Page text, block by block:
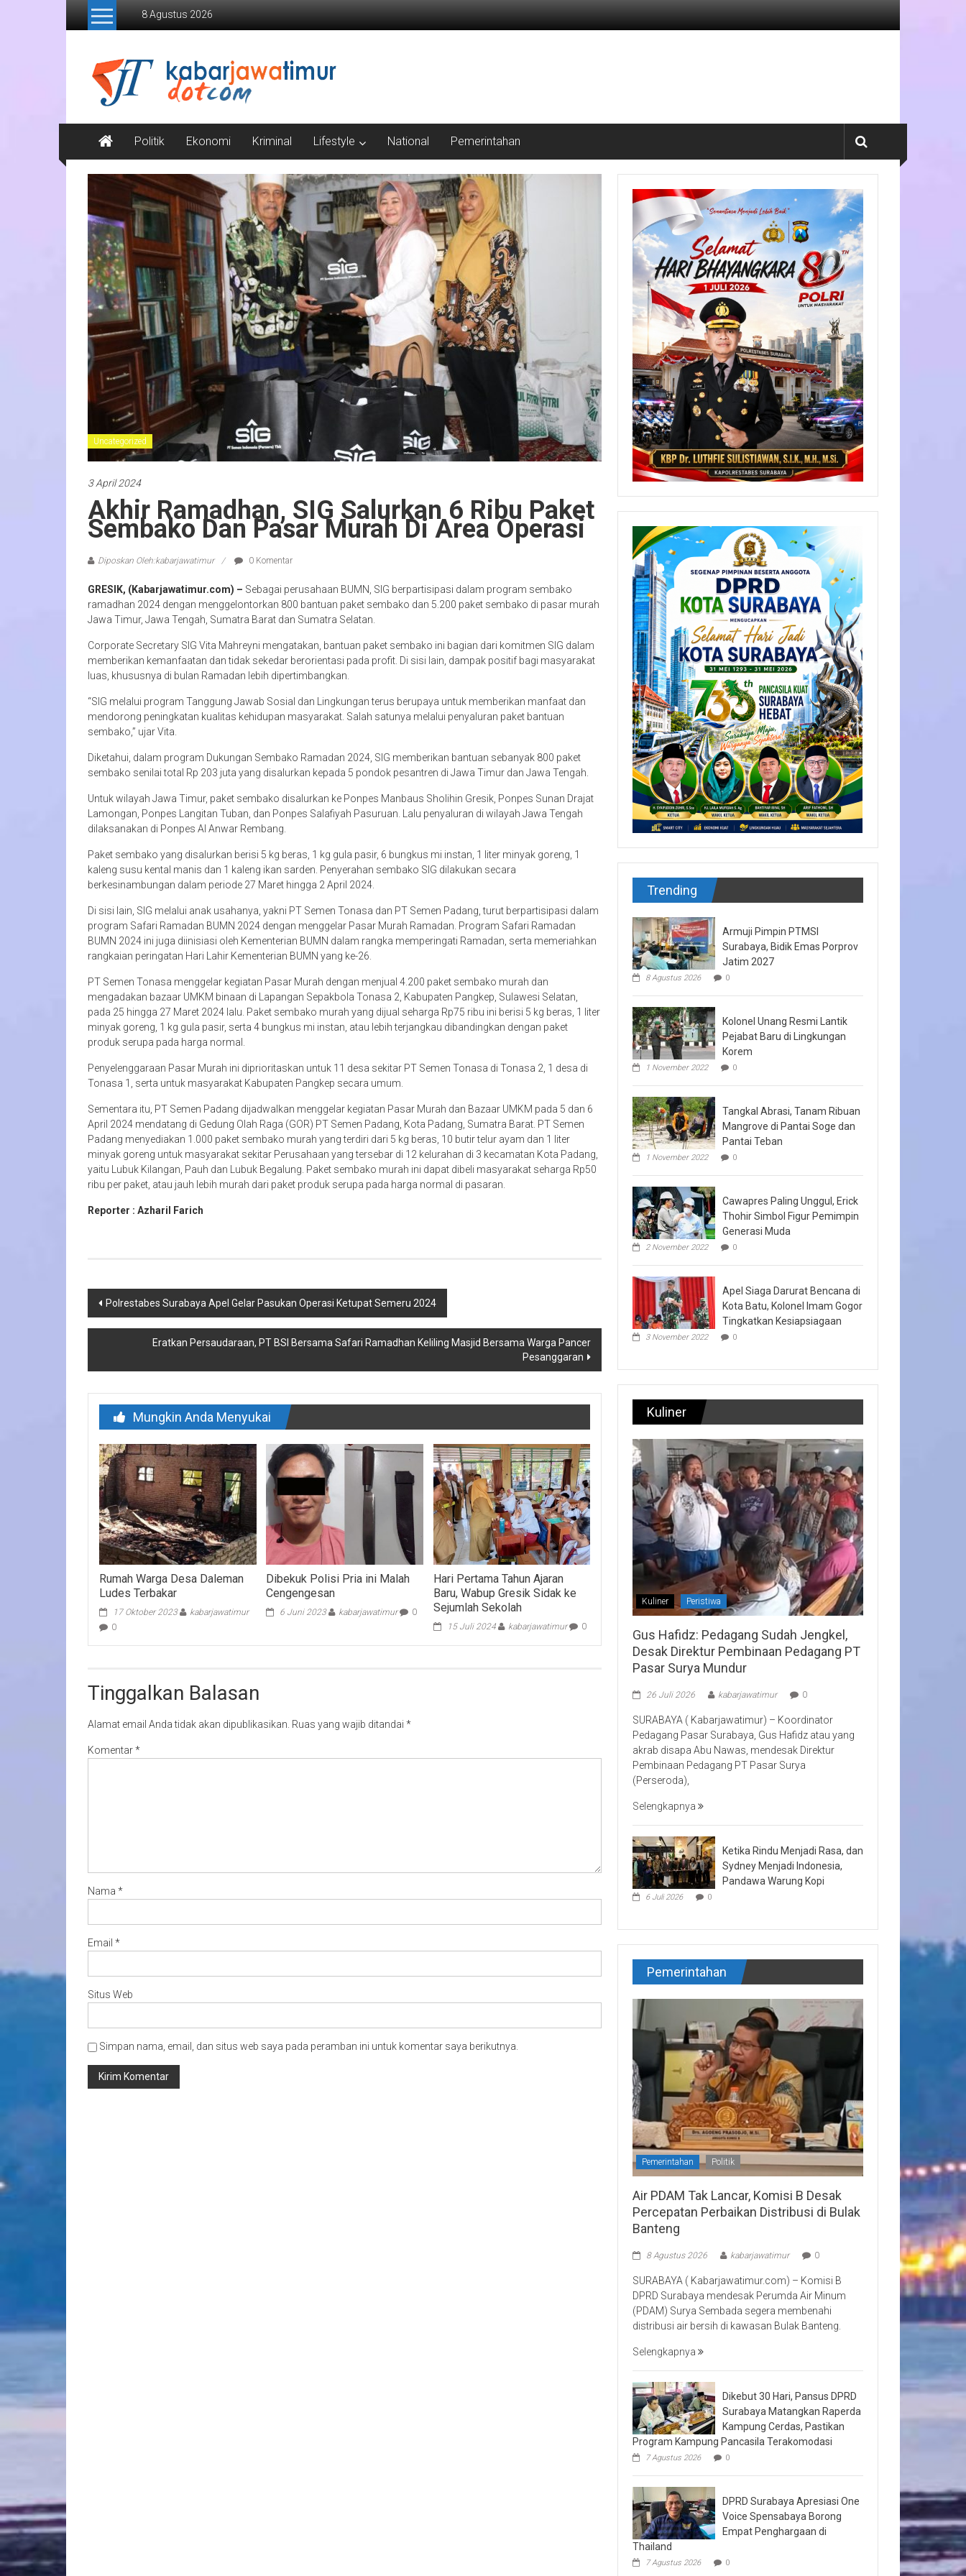
Lompat
8 Agustus 2026
Kabar
Jawa
Timur
Media
Online
Jawa
Politik Ekonomi Kriminal Lifestyle National Pemerintahan
Uncategorized
3 April 2024
Akhir Ramadhan, SIG Salurkan 6 Ribu Paket
Sembako Dan Pasar Murah Di Area Operasi
Diposkan Oleh:kabarjawatimur 0 Komentar
GRESIK, (Kabarjawatimur.com) – Sebagai perusahaan BUMN, SIG berpartisipasi dalam program sembako
ramadhan 2024 dengan menggelontorkan 800 bantuan paket sembako dan 5.200 paket sembako di pasar murah
Jawa Timur, Jawa Tengah, Sumatra Barat dan Sumatra Selatan.
Corporate Secretary SIG Vita Mahreyni mengatakan, bantuan paket sembako ini bagian dari komitmen SIG dalam
memberikan kemanfaatan dan tidak sekedar berorientasi pada profit. Di sisi lain, dampak positif bagi masyarakat
luas, khususnya di bulan Ramadan lebih dipertimbangkan.
“SIG melalui program Tanggung Jawab Sosial dan Lingkungan terus berupaya untuk memberikan manfaat dan
mendorong peningkatan kualitas kehidupan masyarakat. Salah satunya melalui penyaluran paket bantuan
sembako,” ujar Vita.
Diketahui, dalam program Dukungan Sembako Ramadan 2024, SIG memberikan bantuan sebanyak 800 paket
sembako senilai total Rp 203 juta yang disalurkan kepada 5 pondok pesantren di Jawa Timur dan Jawa Tengah.
Untuk wilayah Jawa Timur, paket sembako disalurkan ke Ponpes Manbaus Sholihin Gresik, Ponpes Sunan Drajat
Lamongan, Ponpes Langitan Tuban, dan Ponpes Salafiyah Pasuruan. Lalu penyaluran di wilayah Jawa Tengah
dilaksanakan di Ponpes Al Anwar Rembang.
Paket sembako yang disalurkan berisi 5 kg beras, 1 kg gula pasir, 6 bungkus mi instan, 1 liter minyak goreng, 1
kaleng susu kental manis dan 1 kaleng ikan sarden. Penyerahan sembako SIG dilakukan secara
berkesinambungan dalam periode 27 Maret hingga 2 April 2024.
Di sisi lain, SIG melalui anak usahanya, yakni PT Semen Tonasa dan PT Semen Padang, turut berpartisipasi dalam
program Safari Ramadan BUMN 2024 dengan menggelar Pasar Murah Ramadan. Program Safari Ramadan
BUMN 2024 ini juga diinisiasi oleh Kementerian BUMN dalam rangka memperingati Ramadan, serta memeriahkan
rangkaian peringatan Hari Lahir Kementerian BUMN yang ke-26.
PT Semen Tonasa menggelar kegiatan Pasar Murah dengan menjual 4.200 paket sembako murah dan
mengadakan bazaar UMKM binaan di Lapangan Sepakbola Tonasa 2, Kabupaten Pangkep, Sulawesi Selatan,
pada 25 hingga 27 Maret 2024 lalu. Paket sembako murah yang dijual seharga Rp75 ribu ini berisi 5 kg beras, 1 liter
minyak goreng, 1 kg gula pasir, serta 4 bungkus mi instan, atau lebih terjangkau dibandingkan dengan paket
produk serupa pada harga normal.
Penyelenggaraan Pasar Murah ini diprioritaskan untuk 11 desa sekitar PT Semen Tonasa di Tonasa 2, 1 desa di
Tonasa 1, serta untuk masyarakat Kabupaten Pangkep secara umum.
Sementara itu, PT Semen Padang dijadwalkan menggelar kegiatan Pasar Murah dan Bazaar UMKM pada 5 dan 6
April 2024 mendatang di Gedung Olah Raga (GOR) PT Semen Padang, Kota Padang, Sumatra Barat. PT Semen
Padang menyediakan 1.000 paket sembako murah yang terdiri dari 5 kg beras, 10 butir telur ayam dan 1 liter
minyak goreng untuk masyarakat sekitar Perusahaan yang tersebar di 12 kelurahan di 3 kecamatan Kota Padang,
yaitu Lubuk Kilangan, Pauh dan Lubuk Begalung. Paket sembako murah ini dapat dibeli masyarakat seharga Rp50
ribu per paket, atau jauh lebih murah dari paket produk serupa pada harga normal di pasaran.
Reporter : Azharil Farich
Navigasi
pos
Polrestabes Surabaya Apel Gelar Pasukan Operasi Ketupat Semeru 2024
Eratkan Persaudaraan, PT BSI Bersama Safari Ramadhan Keliling Masjid Bersama Warga Pancer
Pesanggaran
Mungkin Anda Menyukai
Rumah Warga Desa Daleman
Ludes Terbakar
17 Oktober 2023
kabarjawatimur
0
Dibekuk Polisi Pria ini Malah
Cengengesan
6 Juni 2023 kabarjawatimur 0
Hari Pertama Tahun Ajaran
Baru, Wabup Gresik Sidak ke
Sejumlah Sekolah
15 Juli 2024 kabarjawatimur 0
Tinggalkan Balasan
Alamat email Anda tidak akan dipublikasikan. Ruas yang wajib ditandai *
Komentar*
Nama *
Email *
Situs Web
Simpan nama, email, dan situs web saya pada peramban ini untuk komentar saya berikutnya.
Trending
Armuji Pimpin PTMSI
Surabaya, Bidik Emas Porprov
Jatim 2027
8 Agustus 2026 0
Kolonel Unang Resmi Lantik
Pejabat Baru di Lingkungan
Korem
1 November 2022 0
Tangkal Abrasi, Tanam Ribuan
Mangrove di Pantai Soge dan
Pantai Teban
1 November 2022 0
Cawapres Paling Unggul, Erick
Thohir Simbol Figur Pemimpin
Generasi Muda
2 November 2022 0
Apel Siaga Darurat Bencana di
Kota Batu, Kolonel Imam Gogor
Tingkatkan Kesiapsiagaan
3 November 2022 0
Kuliner
Kuliner Peristiwa
Gus Hafidz: Pedagang Sudah Jengkel,
Desak Direktur Pembinaan Pedagang PT
Pasar Surya Mundur
26 Juli 2026 kabarjawatimur 0
SURABAYA ( Kabarjawatimur) – Koordinator
Pedagang Pasar Surabaya, Gus Hafidz atau yang
akrab disapa Abu Nawas, mendesak Direktur
Pembinaan Pedagang PT Pasar Surya
(Perseroda),
Selengkapnya
Ketika Rindu Menjadi Rasa, dan
Sydney Menjadi Indonesia,
Pandawa Warung Kopi
6 Juli 2026 0
Pemerintahan
Pemerintahan Politik
Air PDAM Tak Lancar, Komisi B Desak
Percepatan Perbaikan Distribusi di Bulak
Banteng
8 Agustus 2026 kabarjawatimur 0
SURABAYA ( Kabarjawatimur.com) – Komisi B
DPRD Surabaya mendesak Perumda Air Minum
(PDAM) Surya Sembada segera membenahi
distribusi air bersih di kawasan Bulak Banteng.
Selengkapnya
Dikebut 30 Hari, Pansus DPRD
Surabaya Matangkan Raperda
Kampung Cerdas, Pastikan
Program Kampung Pancasila Terakomodasi
7 Agustus 2026 0
DPRD Surabaya Apresiasi One
Voice Spensabaya Borong
Empat Penghargaan di
Thailand
7 Agustus 2026 0